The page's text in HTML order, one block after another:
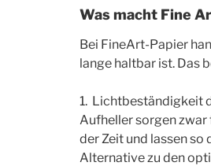
Was macht Fine
Bei FineArt-Papier
lange haltbar ist. Das
1. Lichtbeständigkeit
Aufheller sorgen
der Zeit und lassen so
Alternative zu den